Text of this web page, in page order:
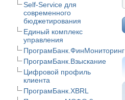
Self-Service для
современного
бюджетирования
Единый комплекс
управления
ПрограмБанк.ФинМониторинг
ПрограмБанк.Взыскание
Цифровой профиль
клиента
ПрограмБанк.XBRL